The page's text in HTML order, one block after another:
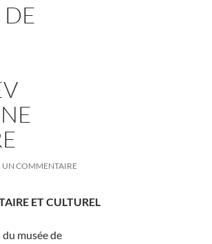
UN COMMENTAIRE
ET CULTUREL
musée de